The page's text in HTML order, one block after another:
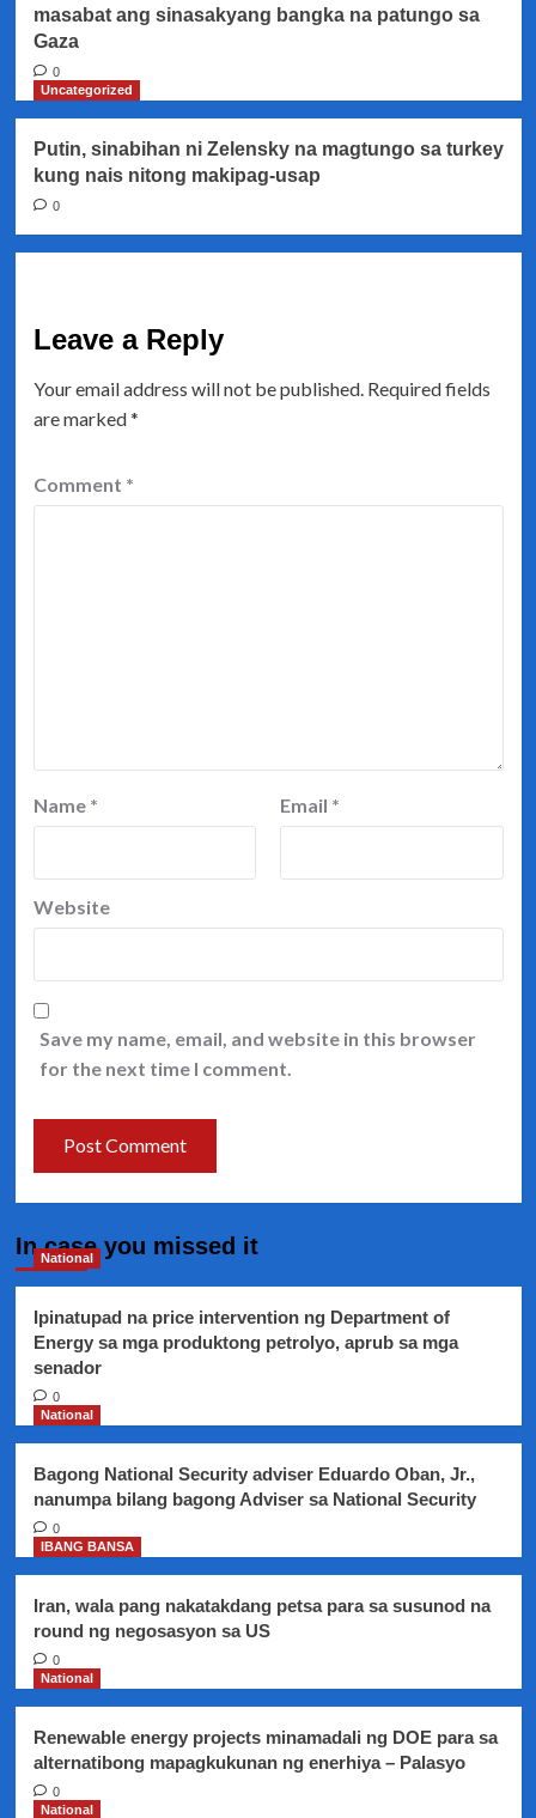
masabat ang sinasakyang bangka na patungo sa
Gaza
0
Uncategorized
Putin, sinabihan ni Zelensky na magtungo sa turkey
kung nais nitong makipag-usap
0
Leave a Reply
Your email address will not be published. Required fields
are marked*
Comment *
Name * Email *
Website
Save my name, email, and website in this browser
for the next time I comment.
In case you missed it
National
Ipinatupad na price intervention ng Department of
Energy sa mga produktong petrolyo, aprub sa mga
senador
0
National
Bagong National Security adviser Eduardo Oban, Jr.,
nanumpa bilang bagong Adviser sa National Security
0
IBANG BANSA
Iran, wala pang nakatakdang petsa para sa susunod na
round ng negosasyon sa US
0
National
Renewable energy projects minamadali ng DOE para sa
alternatibong mapagkukunan ng enerhiya – Palasyo
0
National